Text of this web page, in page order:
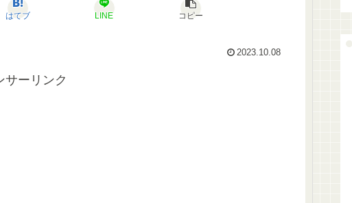
はてブ LINE コピー
2023.10.08
サーリンク